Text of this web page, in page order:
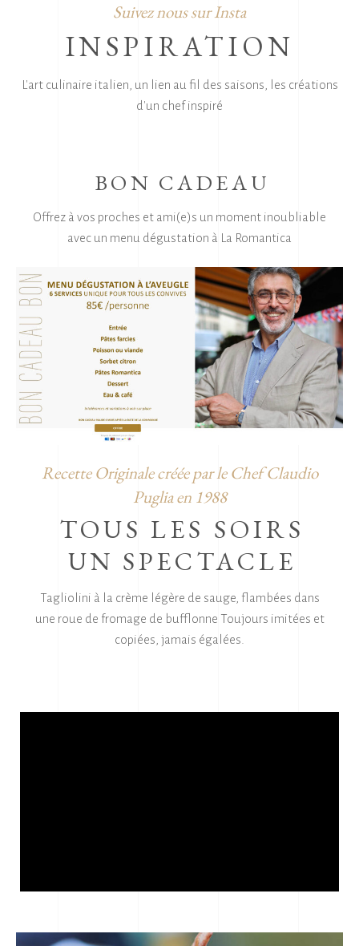
Suivez nous sur Insta
INSPIRATION
L'art culinaire italien, un lien au fil des saisons, les créations
d'un chef inspiré
BON CADEAU
Offrez à vos proches et ami(e)s un moment inoubliable
avec un menu dégustation à La Romantica
Recette Originale créée par le Chef Claudio
Puglia en 1988
TOUS LES SOIRS
UN SPECTACLE
Tagliolini à la crème légère de sauge, flambées dans
une roue de fromage de bufflonne Toujours imitées et
copiées, jamais égalées.